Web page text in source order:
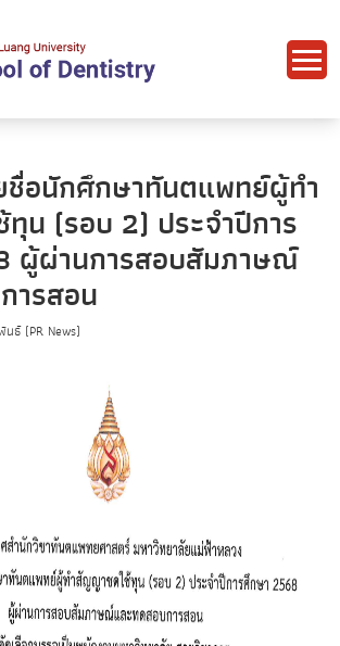
ชื่อนักศึกษาทันตแพทย์ผู้ทำ
น (รอบ 2) ประจำปีการ
ผู้ผ่านการสอบสัมภาษณ์
ารสอน
ธ์ (PR News)